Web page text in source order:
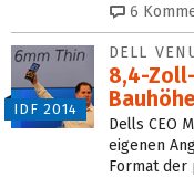
6
IDF 2014
DELL
8,4-
Bauhöhe
Dells CEO
eigenen
Format der